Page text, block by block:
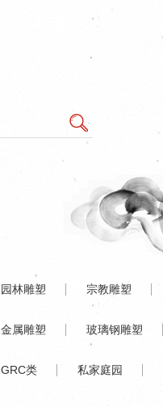
园林雕塑 宗教雕塑
金属雕塑 玻璃钢雕塑
GRC类 私家庭园